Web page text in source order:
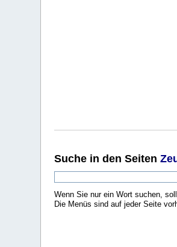
Suche in den Seiten
Wenn Sie nur ein Wort suchen,
Die Menüs sind auf jeder Seite